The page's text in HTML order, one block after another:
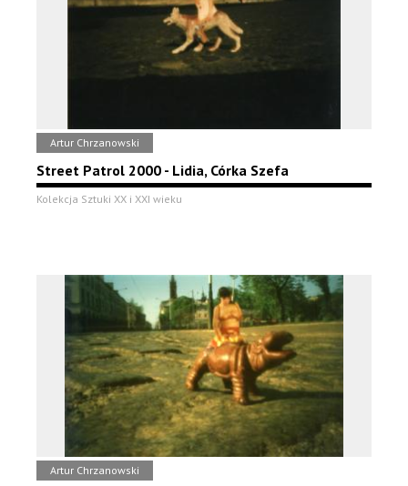
Artur Chrzanowski
Street Patrol 2000 - Lidia, Córka Szefa
Kolekcja Sztuki XX i XXI wieku
Artur Chrzanowski